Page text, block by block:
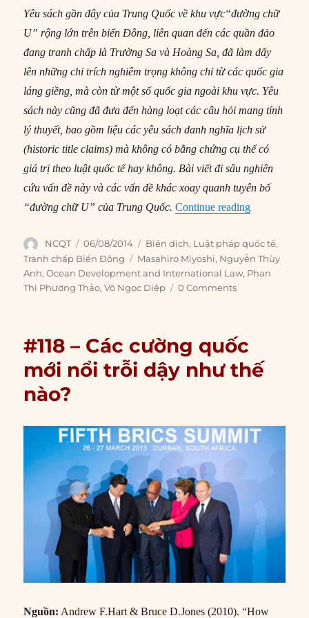
Yêu sách gần đây của Trung Quốc về khu vực“đường chữ
U” rộng lớn trên biển Đông, liên quan đến các quần đảo
đang tranh chấp là Trường Sa và Hoàng Sa, đã làm dấy
lên những chỉ trích nghiêm trọng không chỉ từ các quốc gia
láng giềng, mà còn từ một số quốc gia ngoài khu vực. Yêu
sách này cũng đã đưa đến hàng loạt các câu hỏi mang tính
lý thuyết, bao gồm liệu các yêu sách danh nghĩa lịch sử
(historic title claims) mà không có bằng chứng cụ thể có
giá trị theo luật quốc tế hay không. Bài viết đi sâu nghiên
cứu vấn đề này và các vấn đề khác xoay quanh tuyên bố
“đường chữ U” của Trung Quốc. Continue reading“#193 –
Author
NCQT
Posted
on
06/08/2014 Categories
Biên dịch, Luật pháp quốc tế,
Tranh chấp Biển Đông
Tags
Masahiro Miyoshi, Nguyễn Thùy
Anh,Ocean Development and International Law, Phan
Thị Phương Thảo,Võ Ngọc Diệp 0 Comments
#118 – Các cường quốc
mới nổi trỗi dậy như thế
nào?
Nguồn: Andrew F.Hart & Bruce D.Jones (2010). “How